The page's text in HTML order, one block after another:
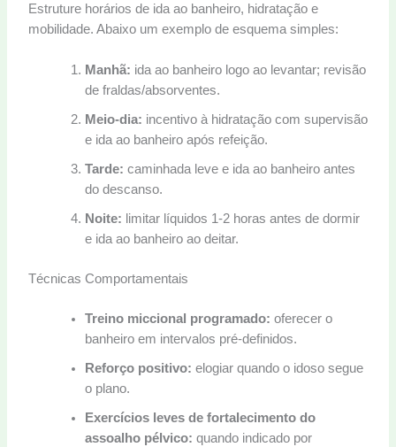
Estruture horários de ida ao banheiro, hidratação e
mobilidade. Abaixo um exemplo de esquema simples:
Manhã: ida ao banheiro logo ao levantar; revisão
de fraldas/absorventes.
Meio-dia: incentivo à hidratação com supervisão
e ida ao banheiro após refeição.
Tarde: caminhada leve e ida ao banheiro antes
do descanso.
Noite: limitar líquidos 1-2 horas antes de dormir
e ida ao banheiro ao deitar.
Técnicas Comportamentais
Treino miccional programado: oferecer o
banheiro em intervalos pré-definidos.
Reforço positivo: elogiar quando o idoso segue
o plano.
Exercícios leves de fortalecimento do
assoalho pélvico: quando indicado por